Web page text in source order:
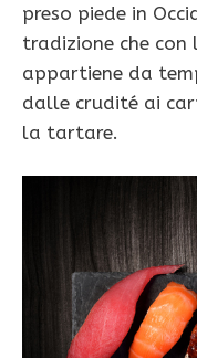
preso piede in
tradizione che
appartiene da
dalle crudité ai
la tartare.